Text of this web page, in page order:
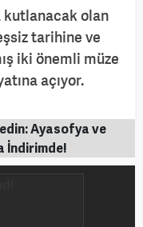
kutlanacak olan
tarihine ve
iki önemli müze
açıyor.